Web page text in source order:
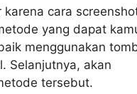
cara
yang dapat
menggunakan
Selanjutnya, akan
tersebut.